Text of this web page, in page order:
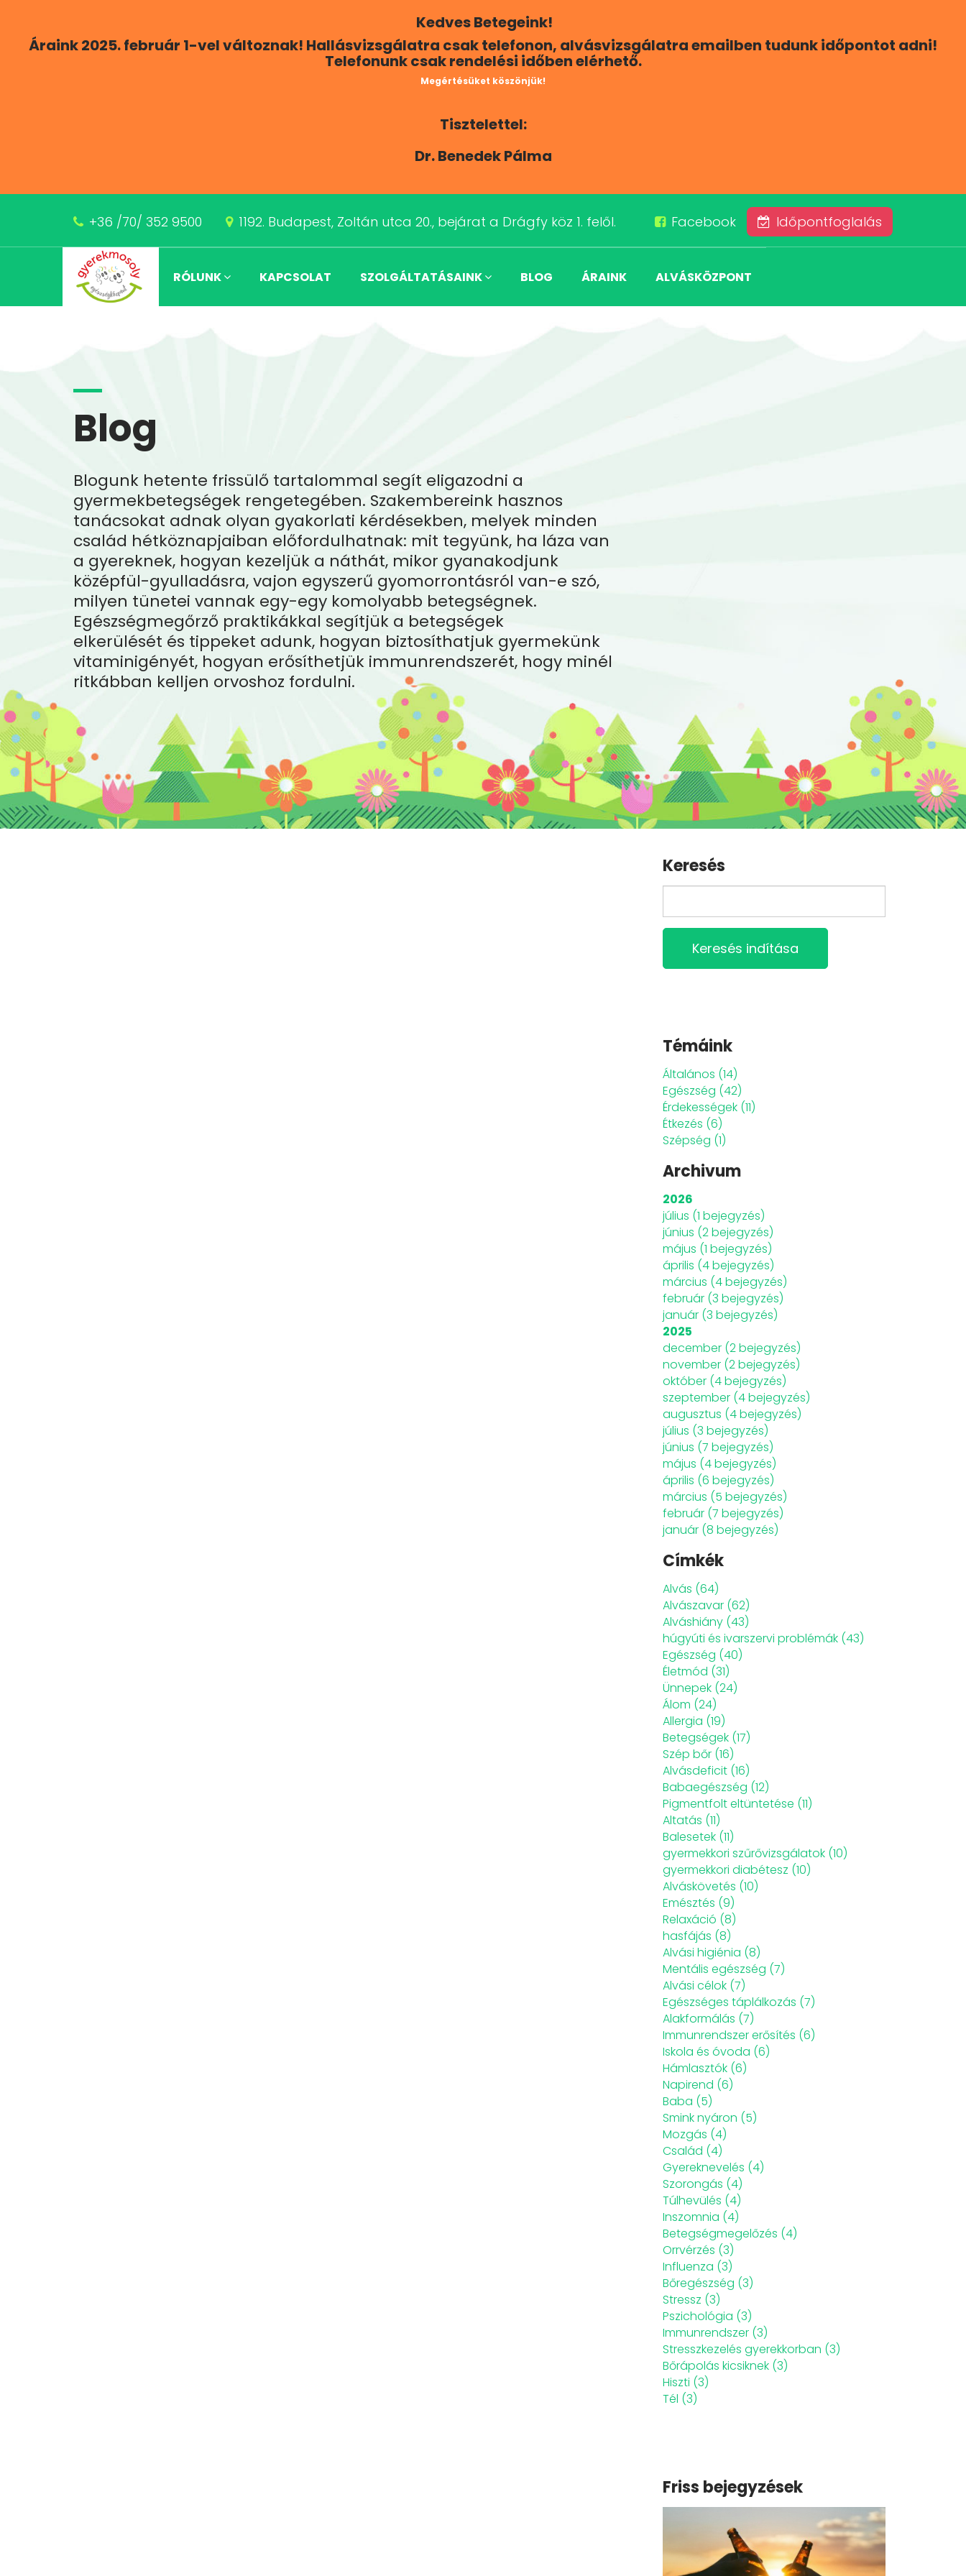
Kedves Betegeink!
Áraink 2025. február 1-vel változnak! Hallásvizsgálatra csak telefonon, alvásvizsgálatra emailben tudunk időpontot adni!
Telefonunk csak rendelési időben elérhető.
Megértésüket köszönjük!
Tisztelettel:
Dr. Benedek Pálma
+36 /70/ 352 9500 1192. Budapest, Zoltán utca 20., bejárat a Drágfy köz 1. felől. Időpontfoglalás
Facebook
RÓLUNK KAPCSOLAT SZOLGÁLTATÁSAINK BLOG ÁRAINK ALVÁSKÖZPONT
Blog
Blogunk hetente frissülő tartalommal segít eligazodni a
gyermekbetegségek rengetegében. Szakembereink hasznos
tanácsokat adnak olyan gyakorlati kérdésekben, melyek minden
család hétköznapjaiban előfordulhatnak: mit tegyünk, ha láza van
a gyereknek, hogyan kezeljük a náthát, mikor gyanakodjunk
középfül-gyulladásra, vajon egyszerű gyomorrontásról van-e szó,
milyen tünetei vannak egy-egy komolyabb betegségnek.
Egészségmegőrző praktikákkal segítjük a betegségek
elkerülését és tippeket adunk, hogyan biztosíthatjuk gyermekünk
vitaminigényét, hogyan erősíthetjük immunrendszerét, hogy minél
ritkábban kelljen orvoshoz fordulni.
Keresés
Keresés indítása
Témáink
Általános (14)
Egészség (42)
Érdekességek (11)
Étkezés (6)
Szépség (1)
Archivum
2026
július (1 bejegyzés)
június (2 bejegyzés)
május (1 bejegyzés)
április (4 bejegyzés)
március (4 bejegyzés)
február (3 bejegyzés)
január (3 bejegyzés)
2025
december (2 bejegyzés)
november (2 bejegyzés)
október (4 bejegyzés)
szeptember (4 bejegyzés)
augusztus (4 bejegyzés)
július (3 bejegyzés)
június (7 bejegyzés)
május (4 bejegyzés)
április (6 bejegyzés)
március (5 bejegyzés)
február (7 bejegyzés)
január (8 bejegyzés)
Címkék
Alvás (64)
Alvászavar (62)
Alváshiány (43)
húgyúti és ivarszervi problémák (43)
Egészség (40)
Életmód (31)
Ünnepek (24)
Álom (24)
Allergia (19)
Betegségek (17)
Szép bőr (16)
Alvásdeficit (16)
Babaegészség (12)
Pigmentfolt eltüntetése (11)
Altatás (11)
Balesetek (11)
gyermekkori szűrővizsgálatok (10)
gyermekkori diabétesz (10)
Alváskövetés (10)
Emésztés (9)
Relaxáció (8)
hasfájás (8)
Alvási higiénia (8)
Mentális egészség (7)
Alvási célok (7)
Egészséges táplálkozás (7)
Alakformálás (7)
Immunrendszer erősítés (6)
Iskola és óvoda (6)
Hámlasztók (6)
Napirend (6)
Baba (5)
Smink nyáron (5)
Mozgás (4)
Család (4)
Gyereknevelés (4)
Szorongás (4)
Túlhevülés (4)
Inszomnia (4)
Betegségmegelőzés (4)
Orrvérzés (3)
Influenza (3)
Bőregészség (3)
Stressz (3)
Pszichológia (3)
Immunrendszer (3)
Stresszkezelés gyerekkorban (3)
Bőrápolás kicsiknek (3)
Hiszti (3)
Tél (3)
Friss bejegyzések